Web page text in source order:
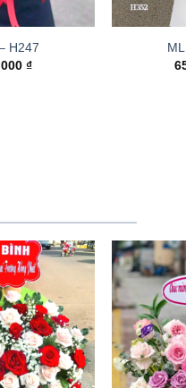
H247
₫